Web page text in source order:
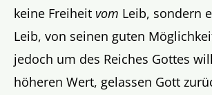
keine Freiheit vom Leib, sondern
Leib, von seinen guten
jedoch um des Reiches Gottes
höheren Wert, gelassen Gott